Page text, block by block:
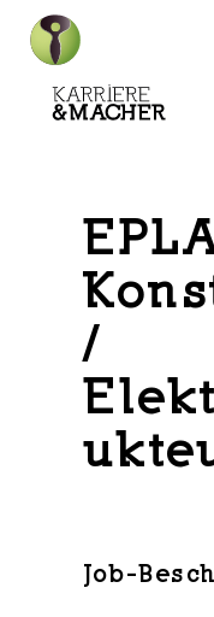
Skip
content
/
Job-